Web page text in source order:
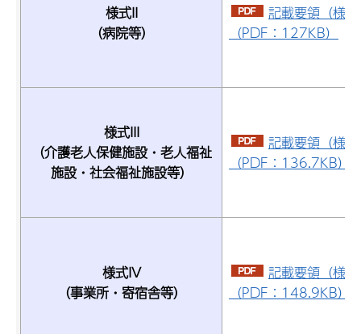
様式II
（病院等）
記載要領（様
（PDF：127KB）
様式III
（介護老人保健施設・老人福祉
施設・社会福祉施設等）
記載要領（様
（PDF：136.7KB）
様式IV
（事業所・寄宿舎等）
記載要領（様
（PDF：148.9KB）